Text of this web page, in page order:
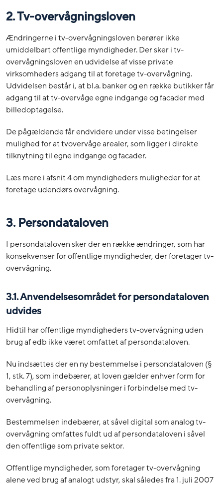
2. Tv-overvågningsloven
Ændringerne i tv-overvågningsloven berører ikke
umiddelbart offentlige myndigheder. Der sker i tv-
overvågningsloven en udvidelse af visse private
virksomheders adgang til at foretage tv-overvågning.
Udvidelsen består i, at bl.a. banker og en række butikker får
adgang til at tv-overvåge egne indgange og facader med
billedoptagelse.
De pågældende får endvidere under visse betingelser
mulighed for at tvovervåge arealer, som ligger i direkte
tilknytning til egne indgange og facader.
Læs mere i afsnit 4 om myndigheders muligheder for at
foretage udendørs overvågning.
3. Persondataloven
I persondataloven sker der en række ændringer, som har
konsekvenser for offentlige myndigheder, der foretager tv-
overvågning.
3.1. Anvendelsesområdet for persondataloven
udvides
Hidtil har offentlige myndigheders tv-overvågning uden
brug af edb ikke været omfattet af persondataloven.
Nu indsættes der en ny bestemmelse i persondataloven (§
1, stk. 7), som indebærer, at loven gælder enhver form for
behandling af personoplysninger i forbindelse med tv-
overvågning.
Bestemmelsen indebærer, at såvel digital som analog tv-
overvågning omfattes fuldt ud af persondataloven i såvel
den offentlige som private sektor.
Offentlige myndigheder, som foretager tv-overvågning
alene ved brug af analogt udstyr, skal således fra 1. juli 2007